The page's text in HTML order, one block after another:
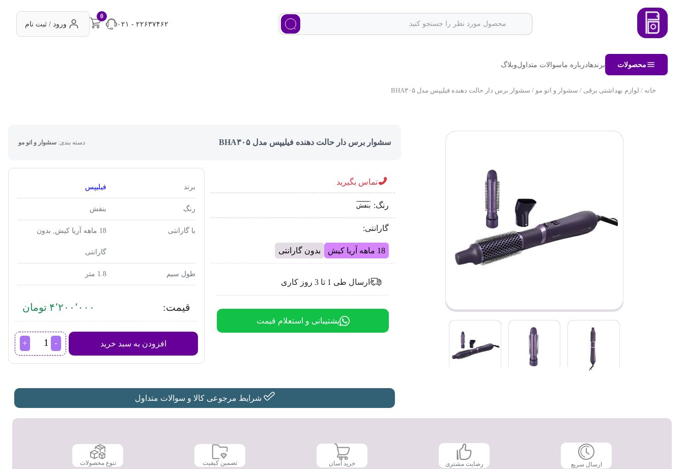
۰۲۱ - ۲۲۶۳۷۴۶۲
0
ورود / ثبت نام
محصولات برندهادرباره ماسوالات متداولوبلاگ
خانه / لوازم بهداشتی برقی / سشوار و اتو مو / سشوار برس دار حالت دهنده فیلیپس مدل BHA۳۰۵
سشوار برس دار حالت دهنده فیلیپس مدل BHA۳۰۵ دسته بندی: سشوار و اتو مو
تماس بگیرید
رنگ: بنفش
گارانتی:
18 ماهه آریا کیش بدون گارانتی
ارسال طی 1 تا 3 روز کاری
پشتیبانی و استعلام قیمت
برند فیلیپس
رنگ بنفش
با گارانتی 18 ماهه آریا کیش, بدون
گارانتی
طول سیم 1.8 متر
قیمت: ۴٬۲۰۰٬۰۰۰ تومان
افزودن به سبد خرید
سشوار
برس
فیلیپس
BHA305
عدد
شرایط مرجوعی کالا و سوالات متداول
ارسال سریع رضایت مشتری خرید آسان تضمین کیفیت تنوع محصولات